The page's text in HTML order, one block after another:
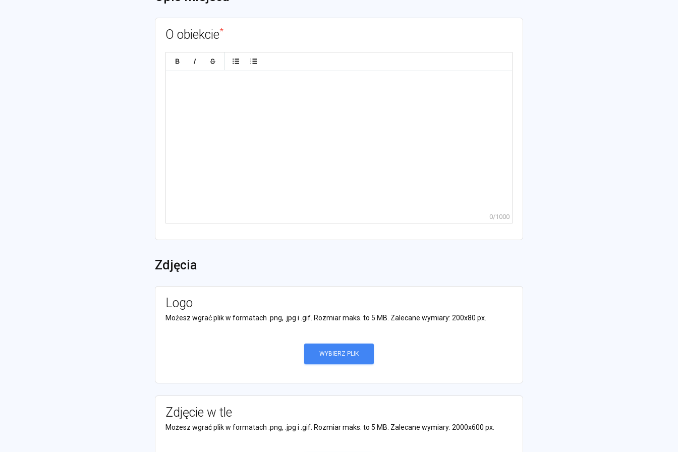
O obiekcie*
0/1000
Zdjęcia
Logo
Możesz wgrać plik w formatach .png, .jpg i .gif. Rozmiar maks. to 5 MB. Zalecane wymiary: 200x80 px.
WYBIERZ PLIK
Zdjęcie w tle
Możesz wgrać plik w formatach .png, .jpg i .gif. Rozmiar maks. to 5 MB. Zalecane wymiary: 2000x600 px.